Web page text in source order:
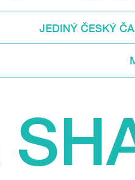
JEDINÝ ČESKÝ